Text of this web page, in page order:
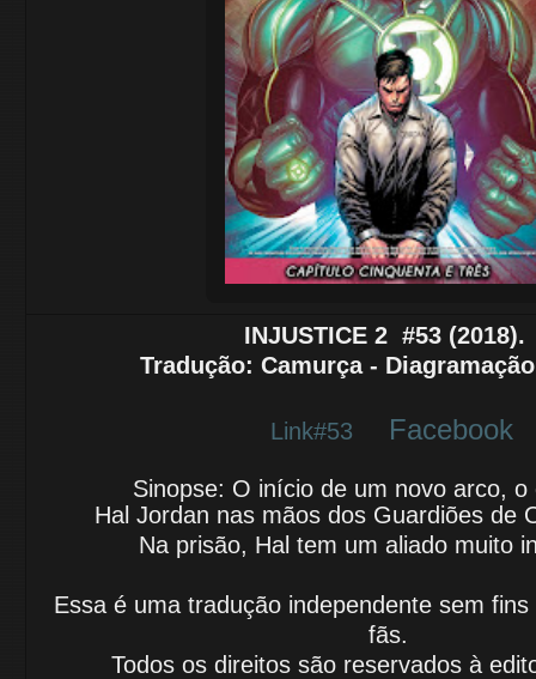
INJUSTICE 2 #53
Tradução: Camurça -
Link#53 Facebook
Sinopse: O início de um novo arco,
Hal Jordan nas mãos dos Guardiões de
Na prisão, Hal tem um aliado muito
Essa é uma tradução independente sem
fãs.
Todos os direitos são reservados à